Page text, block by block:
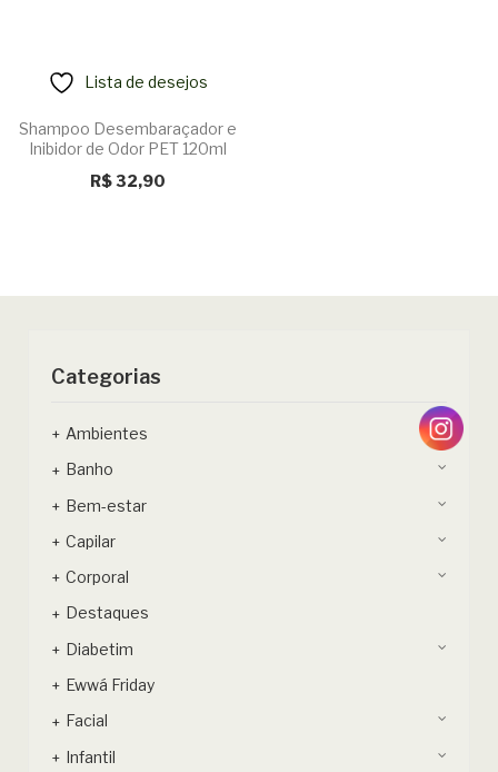
Lista de desejos
Shampoo Desembaraçador e
Inibidor de Odor PET 120ml
R$32,90
Categorias
Ambientes
Banho
Bem-estar
Capilar
Corporal
Destaques
Diabetim
Ewwá Friday
Facial
Infantil